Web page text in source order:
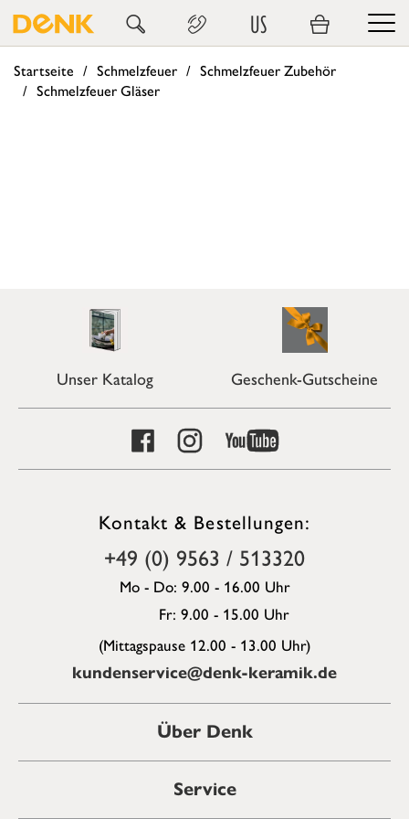
US
Startseite Schmelzfeuer
Schmelzfeuer Zubehör
Schmelzfeuer Gläser
Unser Katalog Geschenk-Gutscheine
Kontakt & Bestellungen:
+49 (0) 9563 / 513320
Mo - Do: 9.00 - 16.00 Uhr
Fr: 9.00 - 15.00 Uhr
(Mittagspause 12.00 - 13.00 Uhr)
kundenservice@denk-keramik.de
Über Denk
Service